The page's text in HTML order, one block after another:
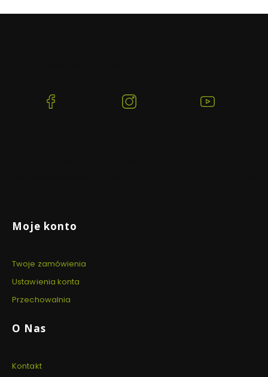
(Otwiera
(Otwiera
Linki w stopce
Moje konto
Twoje zamówienia
Ustawienia konta
Przechowalnia
O Nas
Kontakt